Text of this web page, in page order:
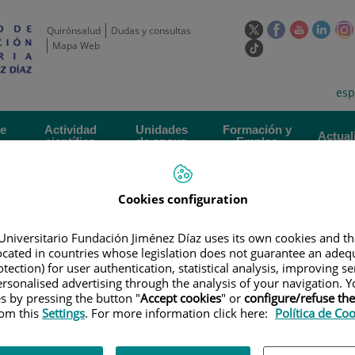
Quirónsalud
Dudas y consultas
Mapa Web
Este
enlace
una
ventana
nueva.
Este
una
ventana
nueva.
Este
una
nueva.
Este
en
una
Enlace
externa.
Actividad
científica
Unidades
de apoyo
Formación y
Empleo
|COMITÉ DE INTEGRIDAD CIENTÍFICA|
Cookies configuration
Fundación Jiménez Díaz uses its own cookies and
in countries whose legislation does not guarantee an
for user authentication, statistical analysis, improving
advertising through the analysis of your navigation.
by pressing the button "Accept cookies" or configure/refuse
thisSettings. For more information click here: Política de